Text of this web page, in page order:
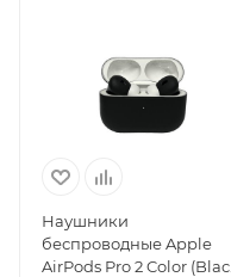
Наушники
беспроводные Apple
AirPods Pro 2 Color (Black